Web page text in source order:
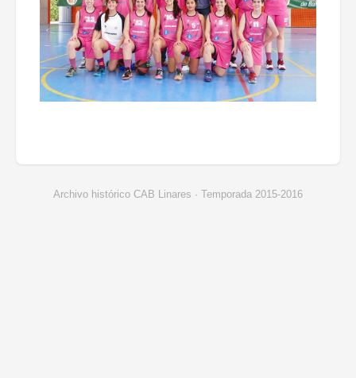
Archivo histórico CAB Linares · Temporada 2015-2016